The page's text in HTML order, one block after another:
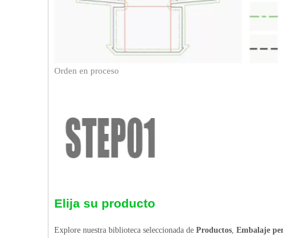
Orden en proceso
Elija su producto
Explore nuestra biblioteca seleccionada de Productos Embalaje